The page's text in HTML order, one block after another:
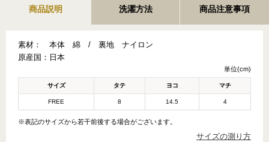
商品説明 洗濯方法 商品注意事項
素材：
本体 綿 / 裏地 ナイロン
原産国： 日本
単位(cm)
サイズ タテ ヨコ マチ
FREE 8 14.5 4
※表記のサイズから若干前後する場合がございます。
サイズの測り方